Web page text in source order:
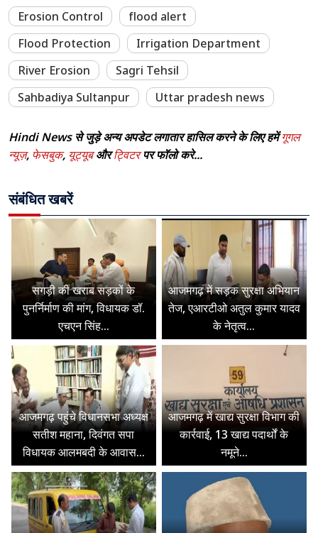
Erosion Control
flood alert
Flood Protection
Irrigation Department
River Erosion
Sagri Tehsil
Sahbadiya Sultanpur
Uttar pradesh news
Hindi News से जुड़े अन्य अपडेट लगातार हासिल करने के लिए हमेंगूगल
न्यूज़, फेसबुक, यूट्यूबऔरट्विटरपर फॉलो करे...
संबंधित खबरें
सगड़ी की खराब सड़कों के
पुनर्निर्माण की मांग, विधायक डॉ.
एचएन सिंह...
आजमगढ़ में सड़क सुरक्षा अभियान
तेज, एआरटीओ अतुल कुमार यादव
के नेतृत्व...
आजमगढ़ पहुंचे विधानसभा अध्यक्ष
सतीश महाना, दिवंगत सपा
विधायक आलमबदी के आवास...
आजमगढ़ में खाद्य सुरक्षा विभाग की
कार्रवाई, 13 खाद्य पदार्थों के
नमूने...